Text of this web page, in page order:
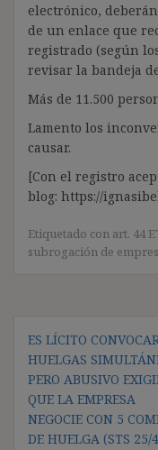
electrónico,
de un enlace que
registrado (según
revisar la bandeja
Más de 11.500
Lamento los
causar.
[Con el registro
blog: https://
Etiquetado con art. 44
subrogación de
Navegación
de
entradas
ES LÍCITO
HUELGAS
PERO ABUSIVO
QUE LA EMPRESA
NEGOCIE CON 5
DE HUELGA (STS 25/